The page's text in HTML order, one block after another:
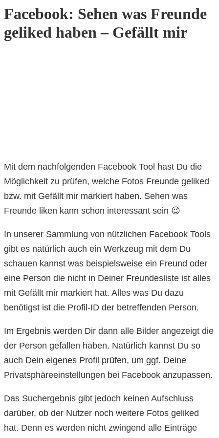
Facebook: Sehen was Freunde
geliked haben – Gefällt mir
Mit dem nachfolgenden Facebook Tool hast Du die
Möglichkeit zu prüfen, welche Fotos Freunde geliked
bzw. mit Gefällt mir markiert haben. Sehen was
Freunde liken kann schon interessant sein 😉
In unserer Sammlung von nützlichen Facebook Tools
gibt es natürlich auch ein Werkzeug mit dem Du
schauen kannst was beispielsweise ein Freund oder
eine Person die nicht in Deiner Freundesliste ist alles
mit Gefällt mir markiert hat. Alles was Du dazu
benötigst ist die Profil-ID der betreffenden Person.
Im Ergebnis werden Dir dann alle Bilder angezeigt die
der Person gefallen haben. Natürlich kannst Du so
auch Dein eigenes Profil prüfen, um ggf. Deine
Privatsphäreeinstellungen bei Facebook anzupassen.
Das Suchergebnis gibt jedoch keinen Aufschluss
darüber, ob der Nutzer noch weitere Fotos geliked
hat. Denn es werden nicht zwingend alle Einträge